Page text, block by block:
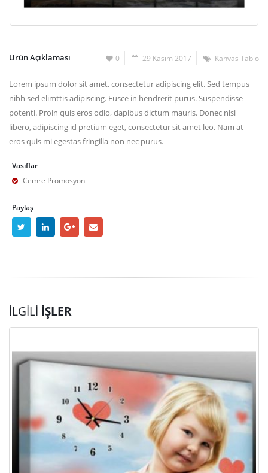
Ürün Açıklaması 0 29 Kasım 2017 Kanvas Tablo
Lorem ipsum dolor sit amet, consectetur adipiscing elit. Sed tempus
nibh sed elimttis adipiscing. Fusce in hendrerit purus. Suspendisse
potenti. Proin quis eros odio, dapibus dictum mauris. Donec nisi
libero, adipiscing id pretium eget, consectetur sit amet leo. Nam at
eros quis mi egestas fringilla non nec purus.
Vasıflar
Cemre Promosyon
Paylaş
İLGILI İŞLER